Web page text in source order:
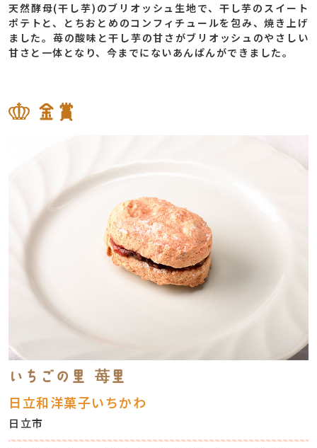
天然酵母(干し芋)のブリオッシュ生地で、干し芋のスイート
ポテトと、とちおとめのコンフィチュールを包み、焼き上げ
ました。苺の酸味と干し芋の甘さがブリオッシュのやさしい
甘さと一体となり、今までにないあんぱんができました。
金賞
いちごの里 苺里
日立和洋菓子いちかわ
日立市